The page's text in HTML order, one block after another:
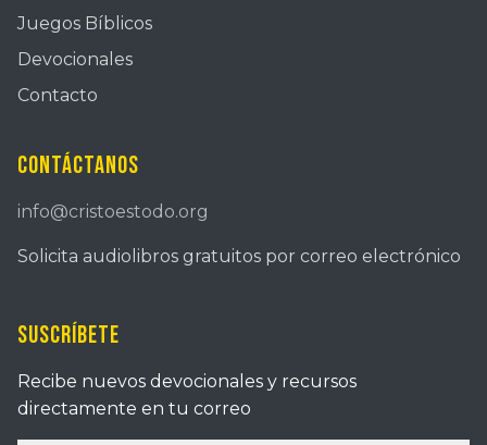
Juegos Bíblicos
Devocionales
Contacto
Contáctanos
info@cristoestodo.org
Solicita audiolibros gratuitos por correo electrónico
Suscríbete
Recibe nuevos devocionales y recursos
directamente en tu correo